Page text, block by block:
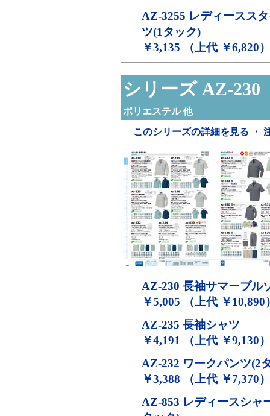
AZ-3255 レディースス
ツ(1タック)
￥3,135 （上代 ￥6,820）
シリーズ AZ-230
ポリエステル 他
このシリーズの詳細を見る ・
AZ-230 長袖サマーブル
￥5,005 （上代 ￥10,890
AZ-235 長袖シャツ
￥4,191 （上代 ￥9,130）
AZ-232 ワークパンツ(2
￥3,388 （上代 ￥7,370）
AZ-853 レディースシャ